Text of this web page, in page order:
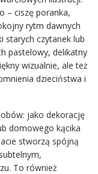
– ciszę poranka,
rytm dawnych
starych czytanek lub
pastelowy, delikatny
wizualnie, ale też
dzieciństwa i
jako dekorację
domowego kącika
stworzą spójną
To również